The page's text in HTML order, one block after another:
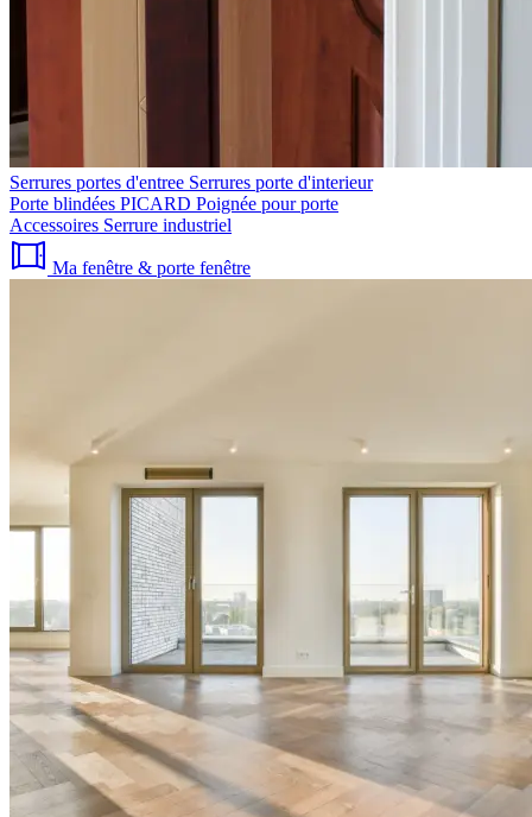
Serrures portes d'entree Serrures porte d'interieur
Porte blindées PICARD Poignée pour porte
Accessoires Serrure industriel
Ma fenêtre & porte fenêtre